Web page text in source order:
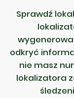
Sprawdź
odkryć
nie masz
lokalizatora